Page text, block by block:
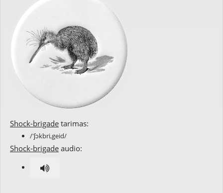
Shock-brigade tarimas:
/'ʃɔkbri,geid/
Shock-brigade audio: